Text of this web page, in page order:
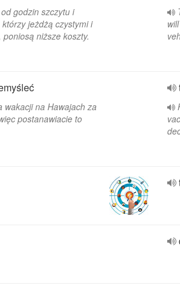
godzin szczytu i
jeżdżą czystymi i
niższe koszty.
wakacji na Hawajach za
postanawiacie to